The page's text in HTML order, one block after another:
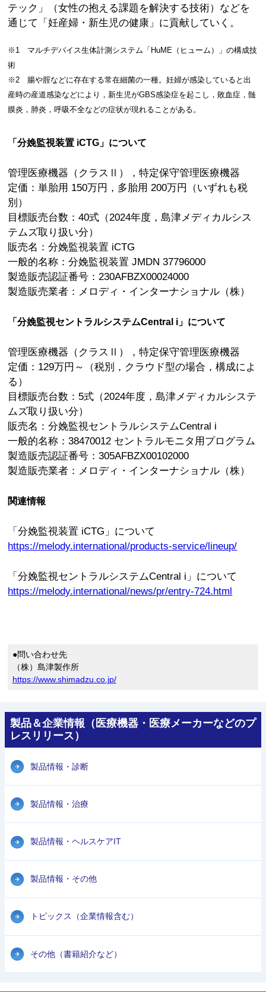
テック」（女性の抱える課題を解決する技術）などを
通じて「妊産婦・新生児の健康」に貢献していく。
※1 マルチデバイス生体計測システム「HuME（ヒューム）」の構成技
術
※2 腸や腟などに存在する常在細菌の一種。妊婦が感染していると出
産時の産道感染などにより，新生児がGBS感染症を起こし，敗血症，髄
膜炎，肺炎，呼吸不全などの症状が現れることがある。
「分娩監視装置 iCTG」について
管理医療機器（クラスⅡ），特定保守管理医療機器
定価：単胎用 150万円，多胎用 200万円（いずれも税
別）
目標販売台数：40式（2024年度，島津メディカルシス
テムズ取り扱い分）
販売名：分娩監視装置 iCTG
一般的名称：分娩監視装置 JMDN 37796000
製造販売認証番号：230AFBZX00024000
製造販売業者：メロディ・インターナショナル（株）
「分娩監視セントラルシステムCentral i」について
管理医療機器（クラスⅡ），特定保守管理医療機器
定価：129万円～（税別，クラウド型の場合，構成によ
る）
目標販売台数：5式（2024年度，島津メディカルシステ
ムズ取り扱い分）
販売名：分娩監視セントラルシステムCentral i
一般的名称：38470012 セントラルモニタ用プログラム
製造販売認証番号：305AFBZX00102000
製造販売業者：メロディ・インターナショナル（株）
関連情報
「分娩監視装置 iCTG」について
https://melody.international/products-service/lineup/
「分娩監視セントラルシステムCentral i」について
https://melody.international/news/pr/entry-724.html
●問い合わせ先
（株）島津製作所
https://www.shimadzu.co.jp/
製品＆企業情報（医療機器・医療メーカーなどのプ
レスリリース）
製品情報・診断
製品情報・治療
製品情報・ヘルスケアIT
製品情報・その他
トピックス（企業情報含む）
その他（書籍紹介など）